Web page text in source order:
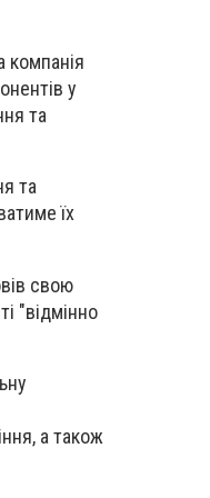
компанія
у
та
та
їх
свою
"відмінно
а також